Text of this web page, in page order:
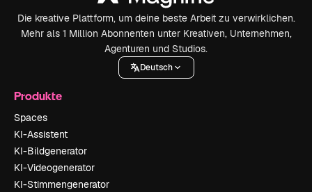
Die kreative Plattform, um deine beste Arbeit zu verwirklichen.
Mehr als 1 Million Abonnenten unter Kreativen, Unternehmen,
Agenturen und Studios.
Deutsch
Produkte
Spaces
KI-Assistent
KI-Bildgenerator
KI-Videogenerator
KI-Stimmengenerator